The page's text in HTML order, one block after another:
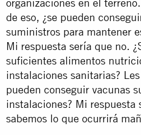
de eso, ¿se pueden
suministros para mantener
Mi respuesta sería que no.
suficientes alimentos
instalaciones sanitarias?
pueden conseguir vacunas
instalaciones? Mi
sabemos lo que ocurrirá